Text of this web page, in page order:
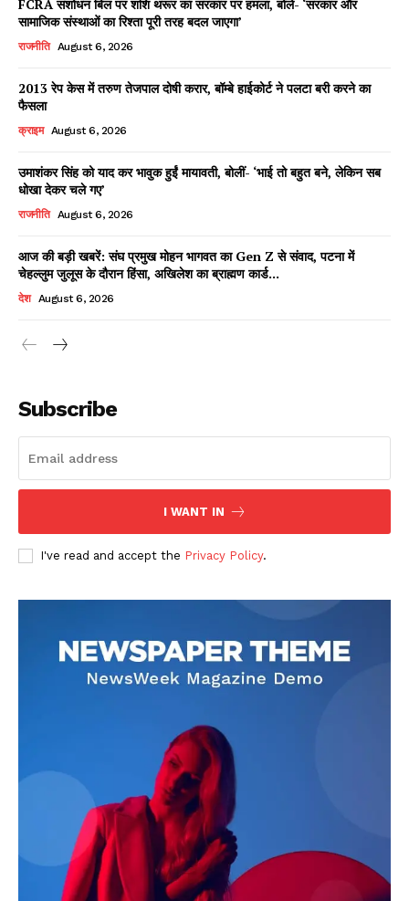
Facebook
X WhatsApp
Read Latest News on AIN
DOWNLOAD NOW
AIN NEWS 1
Contact Us
About Us
Privacy Policy
Terms of Use Agreement
FCRA संशोधन बिल पर शशि थरूर का सरकार पर हमला, बोले- ‘सरकार और
सामाजिक संस्थाओं का रिश्ता पूरी तरह बदल जाएगा’
राजनीति August 6, 2026
2013 रेप केस में तरुण तेजपाल दोषी करार, बॉम्बे हाईकोर्ट ने पलटा बरी करने का
फैसला
क्राइम August 6, 2026
उमाशंकर सिंह को याद कर भावुक हुईं मायावती, बोलीं- ‘भाई तो बहुत बने, लेकिन सब
धोखा देकर चले गए’
राजनीति August 6, 2026
आज की बड़ी खबरें: संघ प्रमुख मोहन भागवत का Gen Z से संवाद, पटना में
चेहल्लुम जुलूस के दौरान हिंसा, अखिलेश का ब्राह्मण कार्ड...
देश August 6, 2026
Subscribe
I WANT IN
I've read and accept the Privacy Policy.